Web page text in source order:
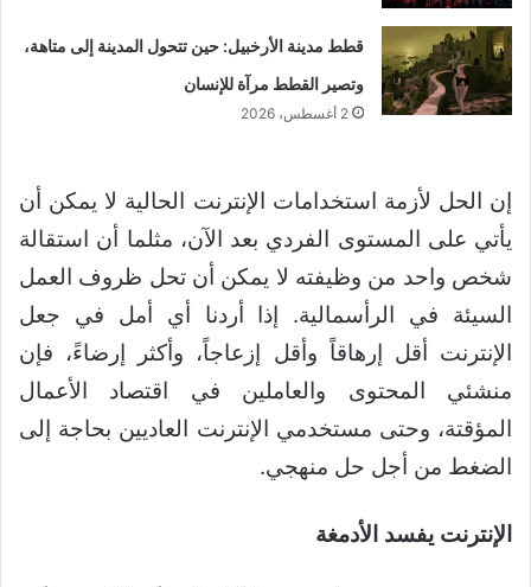
قطط مدينة الأرخبيل: حين تتحول المدينة إلى متاهة،
وتصير القطط مرآة للإنسان
2 أغسطس، 2026
إن الحل لأزمة استخدامات الإنترنت الحالية لا يمكن أن
يأتي على المستوى الفردي بعد الآن، مثلما أن استقالة
شخص واحد من وظيفته لا يمكن أن تحل ظروف العمل
السيئة في الرأسمالية. إذا أردنا أي أمل في جعل
الإنترنت أقل إرهاقاً وأقل إزعاجاً، وأكثر إرضاءً، فإن
منشئي المحتوى والعاملين في اقتصاد الأعمال
المؤقتة، وحتى مستخدمي الإنترنت العاديين بحاجة إلى
الضغط من أجل حل منهجي.
الإنترنت يفسد الأدمغة